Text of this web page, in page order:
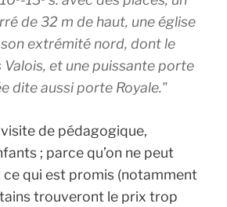
de 32 m de haut, une église
extrémité nord, dont le
Valois, et une puissante porte
dite aussi porte Royale.
de pédagogique,
; parce qu’on ne peut
qui est promis (notamment
trouveront le prix trop